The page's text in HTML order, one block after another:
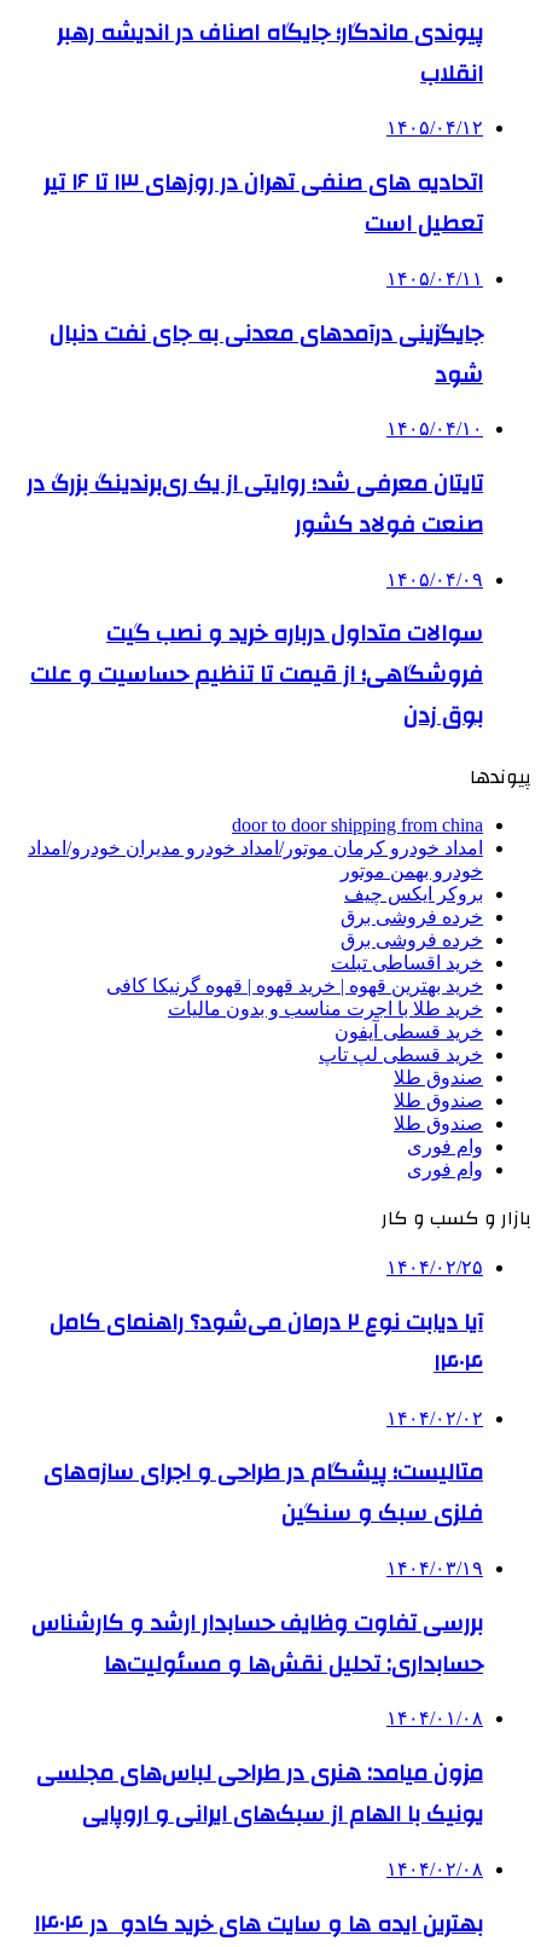
پیوندی ماندگار؛ جایگاه اصناف در اندیشه رهبر
انقلاب
۱۴۰۵/۰۴/۱۲
اتحادیه های صنفی تهران در روزهای ۱۳ تا ۱۶ تیر
تعطیل است
۱۴۰۵/۰۴/۱۱
جایگزینی درآمدهای معدنی به جای نفت دنبال
شود
۱۴۰۵/۰۴/۱۰
تایتان معرفی شد؛ روایتی از یک ری‌برندینگ بزرگ در
صنعت فولاد کشور
۱۴۰۵/۰۴/۰۹
سوالات متداول درباره خرید و نصب گیت
فروشگاهی؛ از قیمت تا تنظیم حساسیت و علت
بوق زدن
پیوندها
door to door shipping from china
امداد خودرو کرمان موتور/امداد خودرو مدیران خودرو/امداد
خودرو بهمن موتور
بروکر ایکس چیف
خرده فروشی برق
خرده فروشی برق
خرید اقساطی تبلت
خرید بهترین قهوه | خرید قهوه | قهوه گرنیکا کافی
خرید طلا با اجرت مناسب و بدون مالیات
خرید قسطی آیفون
خرید قسطی لپ تاپ
صندوق طلا
صندوق طلا
صندوق طلا
وام فوری
وام فوری
بازار و کسب و کار
۱۴۰۴/۰۲/۲۵
آیا دیابت نوع ۲ درمان می‌شود؟ راهنمای کامل
۱۴۰۴
۱۴۰۴/۰۲/۰۲
متالیست؛ پیشگام در طراحی و اجرای سازه‌های
فلزی سبک و سنگین
۱۴۰۴/۰۳/۱۹
بررسی تفاوت وظایف حسابدار ارشد و کارشناس
حسابداری: تحلیل نقش‌ها و مسئولیت‌ها
۱۴۰۴/۰۱/۰۸
مزون میامد: هنری در طراحی لباس‌های مجلسی
یونیک با الهام از سبک‌های ایرانی و اروپایی
۱۴۰۴/۰۲/۰۸
بهترین ایده ها و سایت های خرید کادو در ۱۴۰۴